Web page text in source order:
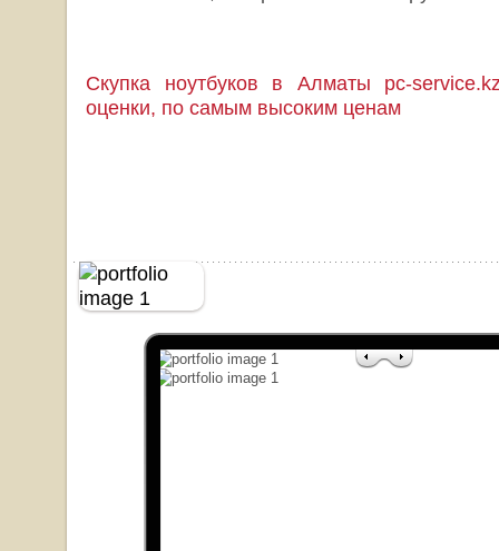
Скупка ноутбуков в Алматы pc-
оценки, по самым высоким ценам